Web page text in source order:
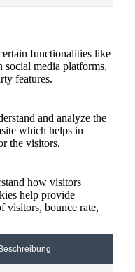
functionalities like
social media platforms,
features.
and analyze the
which helps in
the visitors.
how visitors
help provide
visitors, bounce rate,